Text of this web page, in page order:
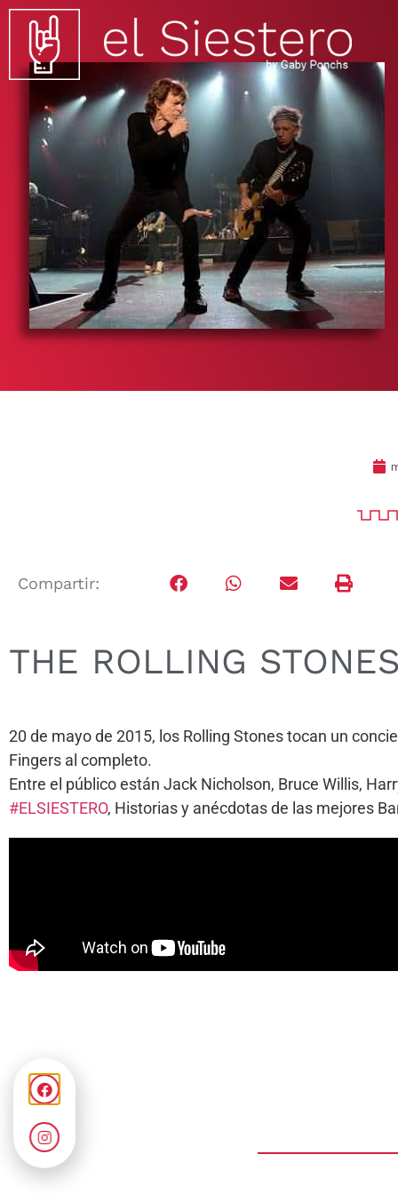
Compartir:
THE ROLLING
20 de mayo de 2015, los Rolling Stones tocan un
Fingers al completo.
Entre el público están Jack Nicholson, Bruce Willis,
#ELSIESTERO, Historias y anécdotas de las mejores